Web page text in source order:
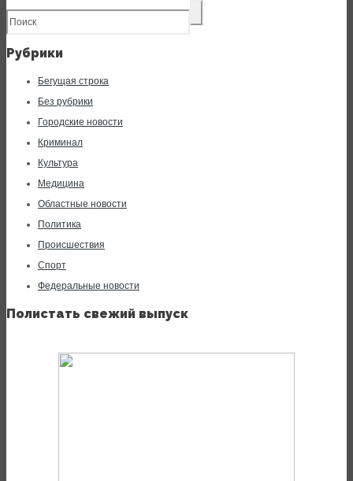
Рубрики
Бегущая строка
Без рубрики
Городские новости
Криминал
Культура
Медицина
Областные новости
Политика
Происшествия
Спорт
Федеральные новости
Полистать свежий выпуск